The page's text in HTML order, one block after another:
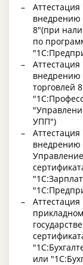
внедрению
8"(при
по
внедрению
торговлей
УПП")
внедрению
или